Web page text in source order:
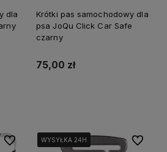
dla
Krótki pas samochodowy dla
psa JoQu Click Car Safe
czarny
75,00 zł
Do ulubionychWYSYŁKA 24H
WYSYŁKA 24H
WYSYŁKA 24H
WYSYŁKA 24H Do